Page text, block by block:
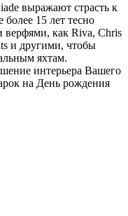
выражают страсть к
15 лет тесно
верфями, как Riva, Chris
и другими, чтобы
яхтам.
интерьера Вашего
на День рождения